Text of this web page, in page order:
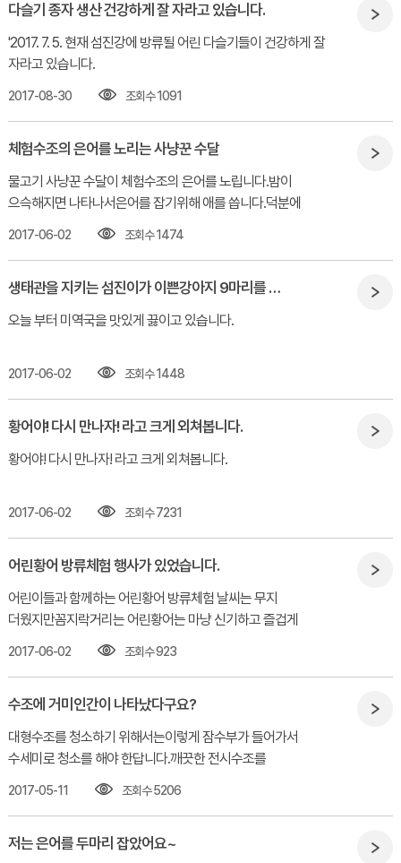
다슬기 종자 생산 건강하게 잘 자라고 있습니다.
'2017. 7. 5. 현재 섬진강에 방류될 어린 다슬기들이 건강하게 잘
자라고 있습니다.​
2017-08-30 조회수 1091
체험수조의 은어를 노리는 사냥꾼 수달
물고기 사냥꾼 수달이 체험수조의 은어를 노립니다.밤이
으슥해지면 나타나서은어를 잡기위해 애를 씁니다.덕분에
은어들이 엄청 빨라졌습니다.밤마다 발자국을 남기고, 사람이
오면 눈까지 마주치며가까이 다가올때까지도 능청스럽게 서 있는
2017-06-02 조회수 1474
생태관을 지키는 섬진이가 이쁜강아지 9마리를 낳았네요
오늘 부터 미역국을 맛있게 끓이고 있습니다.​
2017-06-02 조회수 1448
황어야! 다시 만나자! 라고 크게 외쳐봅니다.
황어야! 다시 만나자! 라고 크게 외쳐봅니다.​
2017-06-02 조회수 7231
어린황어 방류체험 행사가 있었습니다.
어린이들과 함께하는 어린황어 방류체험 날씨는 무지
더웠지만꼼지락거리는 어린황어는 마냥 신기하고 즐겁게
2017-06-02 조회수 923
수조에 거미인간이 나타났다구요?
대형수조를 청소하기 위해서는이렇게 잠수부가 들어가서
수세미로 청소를 해야 한답니다.깨끗한 전시수조를
2017-05-11 조회수 5206
저는 은어를 두마리 잡았어요~